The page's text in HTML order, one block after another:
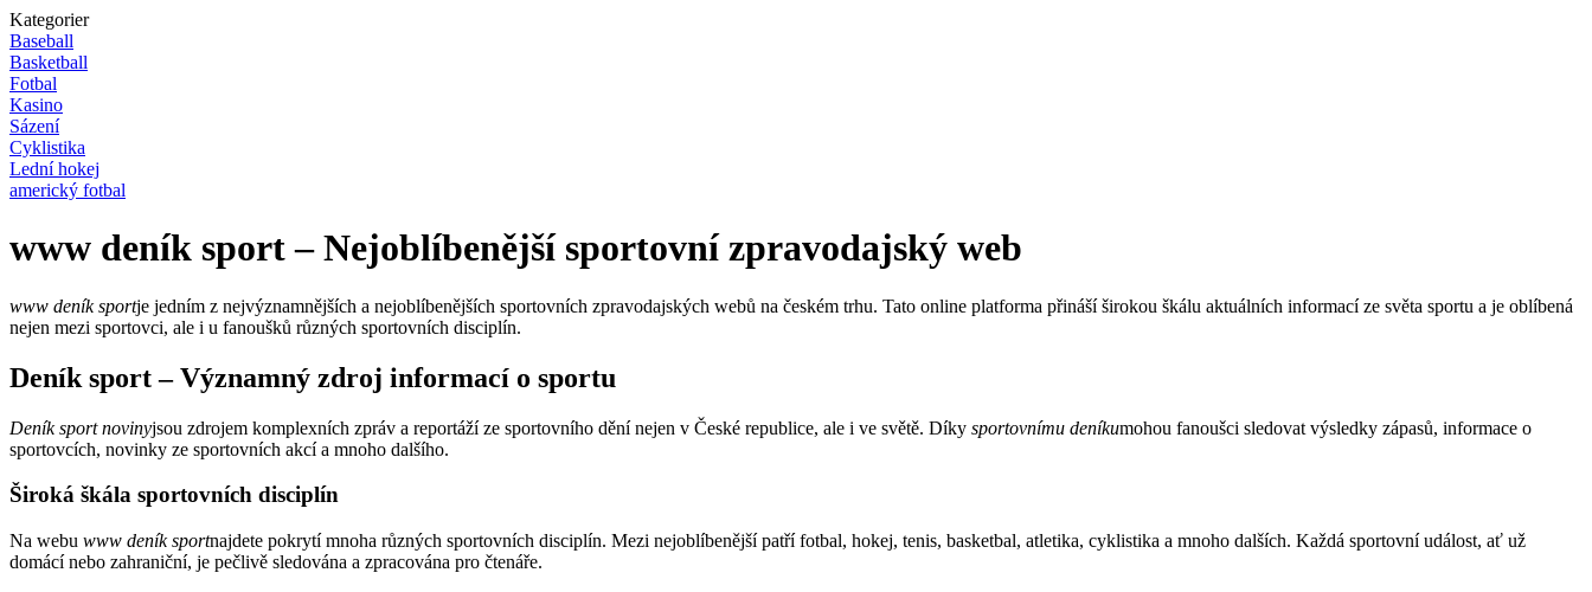
Kategorier
Baseball
Basketball
Fotbal
Kasino
Sázení
Cyklistika
Lední hokej
americký fotbal
www deník sport – Nejoblíbenější sportovní zpravodajský web
www deník sportje jedním z nejvýznamnějších a nejoblíbenějších sportovních zpravodajských webů na českém trhu. Tato online platforma přináší širokou škálu aktuálních informací ze světa sportu a je oblíbená
nejen mezi sportovci, ale i u fanoušků různých sportovních disciplín.
Deník sport – Významný zdroj informací o sportu
Deník sport novinyjsou zdrojem komplexních zpráv a reportáží ze sportovního dění nejen v České republice, ale i ve světě. Díky sportovnímu deníkumohou fanoušci sledovat výsledky zápasů, informace o
sportovcích, novinky ze sportovních akcí a mnoho dalšího.
Široká škála sportovních disciplín
Na webu www deník sportnajdete pokrytí mnoha různých sportovních disciplín. Mezi nejoblíbenější patří fotbal, hokej, tenis, basketbal, atletika, cyklistika a mnoho dalších. Každá sportovní událost, ať už
domácí nebo zahraniční, je pečlivě sledována a zpracována pro čtenáře.